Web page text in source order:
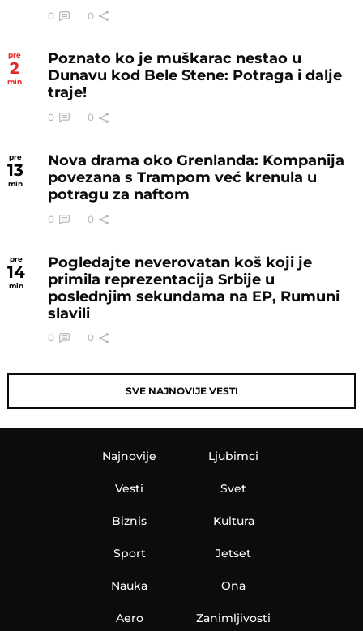
0 0
pre
2
min
Poznato ko je muškarac nestao u
Dunavu kod Bele Stene: Potraga i dalje
traje!
0 0
pre
13
min
Nova drama oko Grenlanda: Kompanija
povezana s Trampom već krenula u
potragu za naftom
0 0
pre
14
min
Pogledajte neverovatan koš koji je
primila reprezentacija Srbije u
poslednjim sekundama na EP, Rumuni
slavili
0 0
SVE NAJNOVIJE VESTI
Najnovije
Vesti
Biznis
Sport
Nauka
Aero
Ljubimci
Svet
Kultura
Jetset
Ona
Zanimljivosti